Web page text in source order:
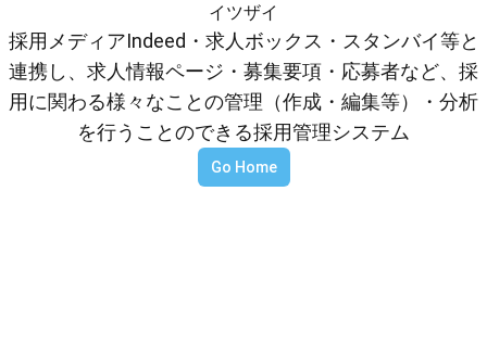
イツザイ
採用メディアIndeed・求人ボックス・スタンバイ等と
連携し、求人情報ページ・募集要項・応募者など、採
用に関わる様々なことの管理（作成・編集等）・分析
を行うことのできる採用管理システム
Go Home